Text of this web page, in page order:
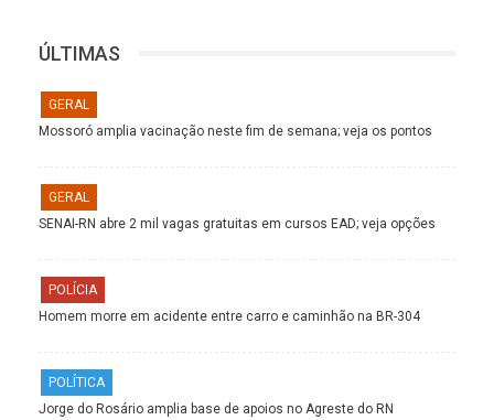
ÚLTIMAS
GERAL
Mossoró amplia vacinação neste fim de semana; veja os pontos
GERAL
SENAI-RN abre 2 mil vagas gratuitas em cursos EAD; veja opções
POLÍCIA
Homem morre em acidente entre carro e caminhão na BR-304
POLÍTICA
Jorge do Rosário amplia base de apoios no Agreste do RN